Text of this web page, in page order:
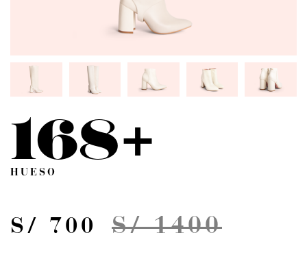
168+
HUESO
S/ 700 S/ 1400